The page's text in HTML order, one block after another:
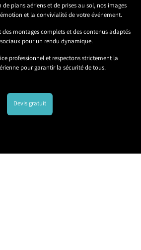
plans aériens et de prises au sol, nos images
et la convivialité de votre événement.
montages complets et des contenus adaptés
pour un rendu dynamique.
professionnel et respectons strictement la
pour garantir la sécurité de tous.
Devis gratuit